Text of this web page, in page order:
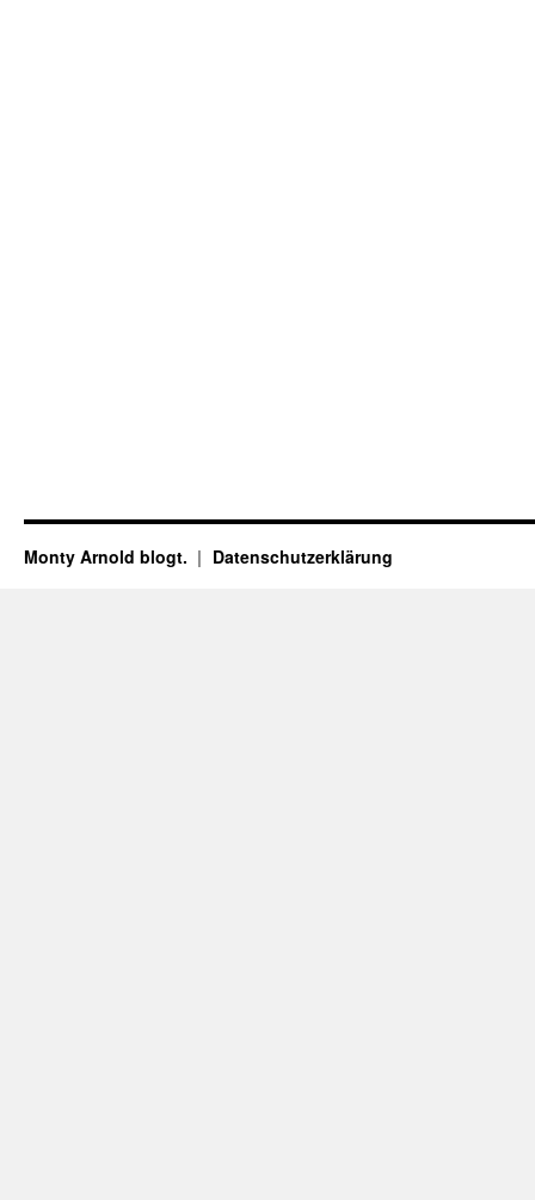
Monty Arnold blogt. Datenschutz­erklärung